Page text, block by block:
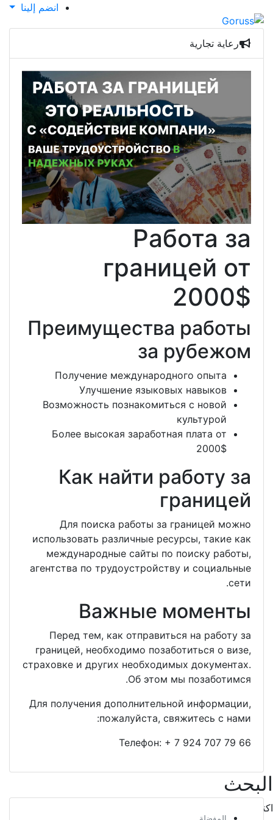
Преимущества
за
Получение
Улучшение языковых
Возможность
Более высокая заработная
Как найти
Для поиска работы за
использовать различные
международные сайты по
агентства по трудоустройству
Важные
Перед тем, как
границей, необходимо
страховке и других
Об этом мы
Для получения
пожалуйста,
Телефон:+ 7
اتصالات جديدة وصداقات جديدة